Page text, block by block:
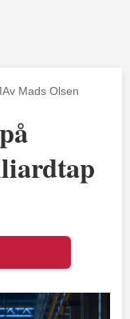
Av Mads Olsen